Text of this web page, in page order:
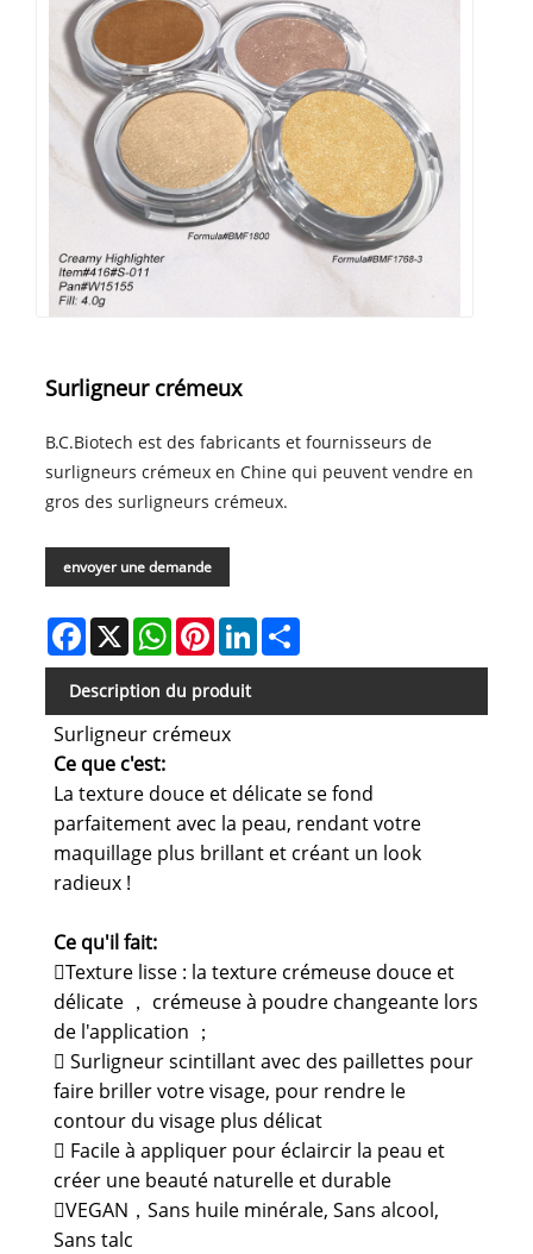
Surligneur crémeux
B.C.Biotech est des fabricants et fournisseurs de
surligneurs crémeux en Chine qui peuvent vendre en
gros des surligneurs crémeux.
envoyer une demande
Facebook
X WhatsAppPinterestLinkedInShare
Description du produit
Surligneur crémeux
Ce que c'est:
La texture douce et délicate se fond
parfaitement avec la peau, rendant votre
maquillage plus brillant et créant un look
radieux !
Ce qu'il fait:
Texture lisse : la texture crémeuse douce et
délicate ， crémeuse à poudre changeante lors
de l'application ；
 Surligneur scintillant avec des paillettes pour
faire briller votre visage, pour rendre le
contour du visage plus délicat
 Facile à appliquer pour éclaircir la peau et
créer une beauté naturelle et durable
VEGAN，Sans huile minérale, Sans alcool,
Sans talc